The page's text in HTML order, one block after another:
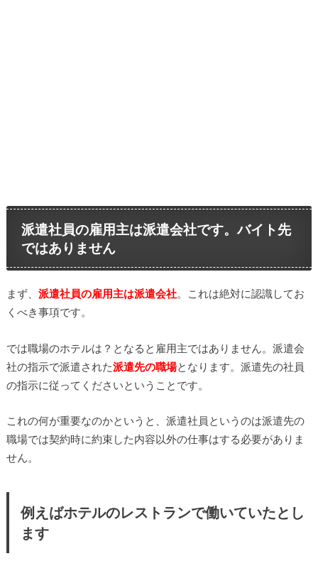
派遣社員の雇用主は派遣会社です。バイト先
ではありません
まず、 派遣社員の雇用主は派遣会社。これは絶対に認識してお
くべき事項です。
では職場のホテルは？となると雇用主ではありません。派遣会
社の指示で派遣された派遣先の職場となります。派遣先の社員
の指示に従ってくださいということです。
これの何が重要なのかというと、派遣社員というのは派遣先の
職場では契約時に約束した内容以外の仕事はする必要がありま
せん。
例えばホテルのレストランで働いていたとし
ます